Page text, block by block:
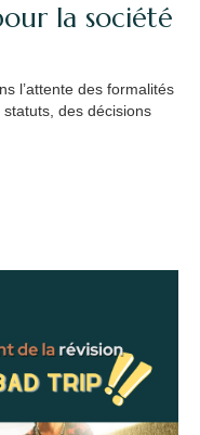
la société
l’attente des formalités
statuts, des décisions